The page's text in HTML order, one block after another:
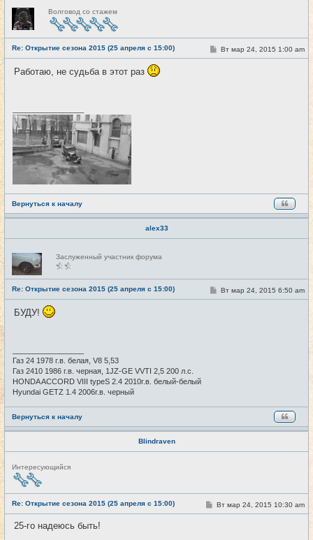
Н
е
в
с
е
т
и
Волговод со стажем
Re: Открытие сезона 2015 (25 апреля с 15:00) #6
С
о
Вт мар 24, 2015 1:00 am
Работаю, не судьба в этот раз
Вернуться к началу
alex33
Н
е
в
с
е
т
и
Заслуженный участник форума
Re: Открытие сезона 2015 (25 апреля с 15:00) #7
С
о
Вт мар 24, 2015 6:50 am
БУДУ!
Газ 24 1978 г.в. белая, V8 5,53
Газ 2410 1986 г.в. черная, 1JZ-GE VVTI 2,5 200 л.с.
HONDA ACCORD VIII typeS 2.4 2010г.в. белый-белый
Hyundai GETZ 1.4 2006г.в. черный
Вернуться к началу
Blindraven
Н
е
в
т
и
Интересующийся
Re: Открытие сезона 2015 (25 апреля с 15:00) #8
С
о
Вт мар 24, 2015 10:30 am
25-го надеюсь быть!